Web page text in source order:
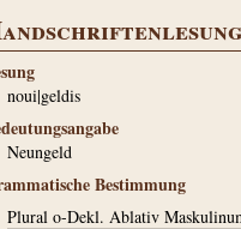
noui|geldis
Neungeld
Bestimmung
Plural o-Dekl. Ablativ